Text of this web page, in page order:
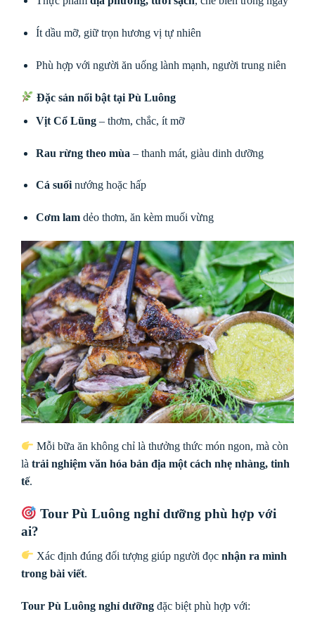
Ít dầu mỡ, giữ trọn hương vị tự nhiên
Phù hợp với người ăn uống lành mạnh, người trung niên
Đặc sản nổi bật tại Pù Luông
Vịt Cổ Lũng– thơm, chắc, ít mỡ
Rau rừng theo mùa – thanh mát, giàu dinh dưỡng
Cá suốinướng hoặc hấp
Cơm lamdẻo thơm, ăn kèm muối vừng
Mỗi bữa ăn không chỉ là thưởng thức món ngon, mà còn
là trải nghiệm văn hóa bản địa một cách nhẹ nhàng, tinh
tế.
Tour Pù Luông nghỉ dưỡng phù hợp với
ai?
Xác định đúng đối tượng giúp người đọcnhận ra mình
trong bài viết.
Tour Pù Luông nghỉ dưỡng đặc biệt phù hợp với: